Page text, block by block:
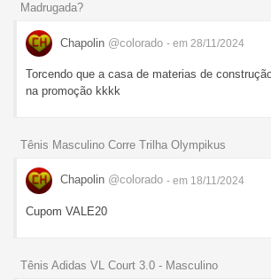
Madrugada?
Chapolin @colorado - em 28/11/2024
Torcendo que a casa de materias de
na promoção kkkk
Tênis Masculino Corre Trilha Olympikus
Chapolin @colorado - em 18/11/2024
Cupom VALE20
Tênis Adidas VL Court 3.0 - Masculino